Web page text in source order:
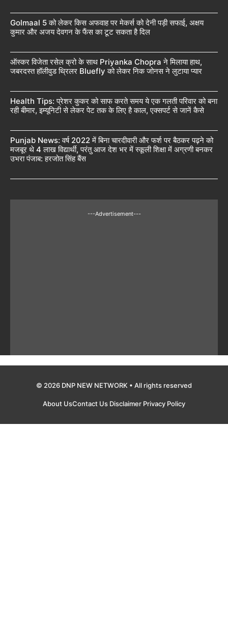
Golmaal 5 को लेकर किस अफवाह पर मेकर्स को देनी पड़ी सफाई, अक्षय
कुमार और अजय देवगन के फैंस का टूट सकता है दिल
ऑस्कर विजेता रसेल क्रो के साथ Priyanka Chopra ने मिलाया हाथ,
जबरदस्त हॉलीवुड थ्रिलर Bluefly को लेकर निक जोनस ने लुटाया प्यार
Health Tips: प्रेशर कुकर को साफ करते समय ये एक गलती परिवार को बना
रही बीमार, इम्यूनिटी से लेकर पेट तक के लिए है काल, एक्सपर्ट से जानें कैसे
Punjab News: वर्ष 2022 में बिना चारदीवारी और फर्श पर बैठकर पढ़ने को
मजबूर थे 4 लाख विद्यार्थी, परंतु आज देश भर में स्कूली शिक्षा में अग्रणी बनकर
उभरा पंजाब: हरजोत सिंह बैंस
---Advertisement---
© 2026 DNP NEW NETWORK • All rights reserved
About UsContact Us Disclaimer Privacy Policy